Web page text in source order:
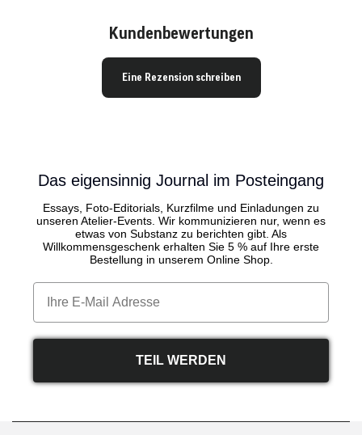
Das eigensinnig Journal im Posteingang
Essays, Foto-Editorials, Kurzfilme und Einladungen zu
unseren Atelier-Events. Wir kommunizieren nur, wenn es
etwas von Substanz zu berichten gibt. Als
Willkommensgeschenk erhalten Sie 5 % auf Ihre erste
Bestellung in unserem Online Shop.
Email
TEIL WERDEN